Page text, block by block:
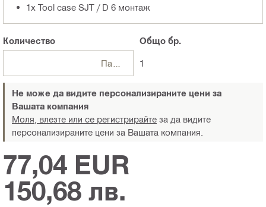
1x Tool case SJT / D 6 монтаж
Количество Общо бр.
1
Не може да видите персонализираните цени за
Вашата компания
Моля, влезте или се регистрирайте за да видите
персонализираните цени за Вашата компания.
77,04 EUR
150,68 лв.